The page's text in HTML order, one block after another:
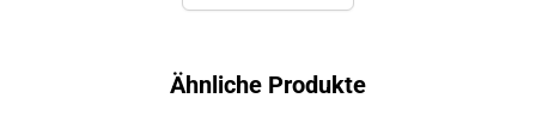
Ähnliche Produkte